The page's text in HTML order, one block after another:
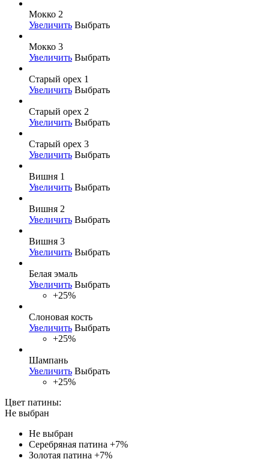
Мокко 2
Увеличить Выбрать
Мокко 3
Увеличить Выбрать
Старый орех 1
Увеличить Выбрать
Старый орех 2
Увеличить Выбрать
Старый орех 3
Увеличить Выбрать
Вишня 1
Увеличить Выбрать
Вишня 2
Увеличить Выбрать
Вишня 3
Увеличить Выбрать
Белая эмаль
Увеличить Выбрать
+25%
Слоновая кость
Увеличить Выбрать
+25%
Шампань
Увеличить Выбрать
+25%
Цвет патины:
Не выбран
Не выбран
Серебряная патина +7%
Золотая патина +7%